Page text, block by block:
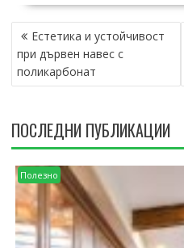
НАВИГАЦИЯ
Естетика и устойчивост
при дървен навес с
поликарбонат
ПОСЛЕДНИ ПУБЛИКАЦИИ
Полезно